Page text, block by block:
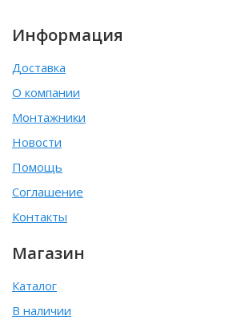
Информация
Доставка
О компании
Монтажники
Новости
Помощь
Соглашение
Контакты
Магазин
Каталог
В наличии